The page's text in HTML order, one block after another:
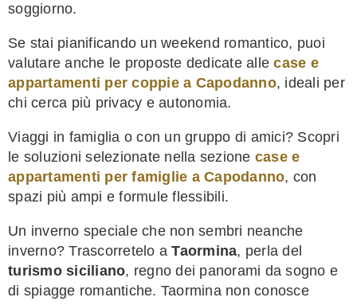
soggiorno.
Se stai pianificando un weekend romantico, puoi
valutare anche le proposte dedicate allecase e
appartamenti per coppie a Capodanno, ideali per
chi cerca più privacy e autonomia.
Viaggi in famiglia o con un gruppo di amici? Scopri
le soluzioni selezionate nella sezione case e
appartamenti per famiglie a Capodanno, con
spazi più ampi e formule flessibili.
Un inverno speciale che non sembri neanche
inverno? Trascorretelo aTaormina, perla del
turismo siciliano, regno dei panorami da sogno e
di spiagge romantiche. Taormina non conosce